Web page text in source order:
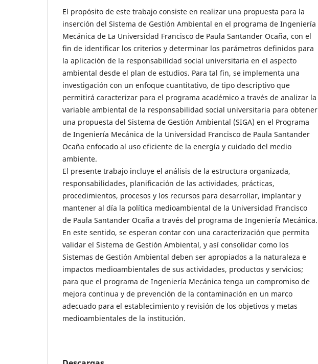
El propósito de este trabajo consiste en realizar una propuesta para la
inserción del Sistema de Gestión Ambiental en el programa de Ingeniería
Mecánica de La Universidad Francisco de Paula Santander Ocaña, con el
fin de identificar los criterios y determinar los parámetros definidos para
la aplicación de la responsabilidad social universitaria en el aspecto
ambiental desde el plan de estudios. Para tal fin, se implementa una
investigación con un enfoque cuantitativo, de tipo descriptivo que
permitirá caracterizar para el programa académico a través de analizar la
variable ambiental de la responsabilidad social universitaria para obtener
una propuesta del Sistema de Gestión Ambiental (SIGA) en el Programa
de Ingeniería Mecánica de la Universidad Francisco de Paula Santander
Ocaña enfocado al uso eficiente de la energía y cuidado del medio
ambiente.
El presente trabajo incluye el análisis de la estructura organizada,
responsabilidades, planificación de las actividades, prácticas,
procedimientos, procesos y los recursos para desarrollar, implantar y
mantener al día la política medioambiental de la Universidad Francisco
de Paula Santander Ocaña a través del programa de Ingeniería Mecánica.
En este sentido, se esperan contar con una caracterización que permita
validar el Sistema de Gestión Ambiental, y así consolidar como los
Sistemas de Gestión Ambiental deben ser apropiados a la naturaleza e
impactos medioambientales de sus actividades, productos y servicios;
para que el programa de Ingeniería Mecánica tenga un compromiso de
mejora continua y de prevención de la contaminación en un marco
adecuado para el establecimiento y revisión de los objetivos y metas
medioambientales de la institución.